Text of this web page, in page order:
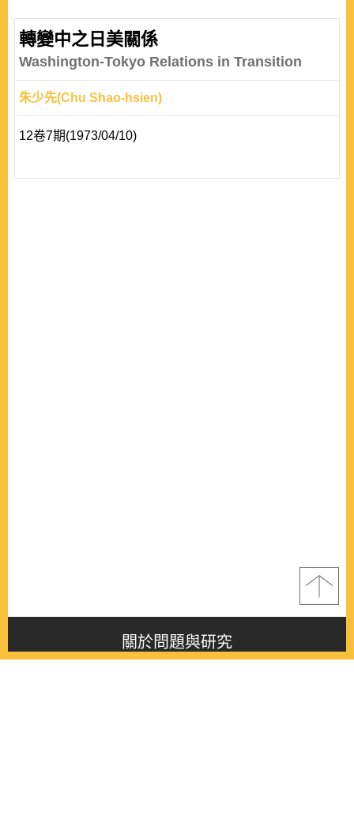
轉變中之日美關係
Washington-Tokyo Relations in Transition
朱少先(Chu Shao-hsien)
12卷7期(1973/04/10)
關於問題與研究
About this journal